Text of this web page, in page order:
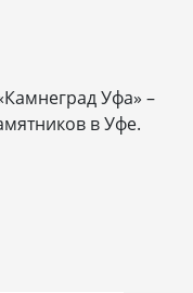
Уфа» –
в Уфе.